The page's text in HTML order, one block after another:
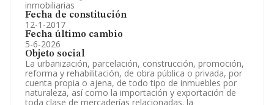
inmobiliarias
Fecha de constitución
12-1-2017
Fecha último cambio
5-6-2026
Objeto social
La urbanización, parcelación, construcción, promoción,
reforma y rehabilitación, de obra pública o privada, por
cuenta propia o ajena, de todo tipo de inmuebles por
naturaleza, así como la importación y exportación de
toda clase de mercaderías relacionadas. la